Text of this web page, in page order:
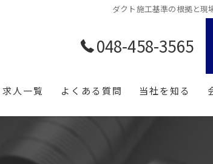
ダクト施工基準の根拠と現
048-458-3565
求人一覧 よくある質問 当社を知る